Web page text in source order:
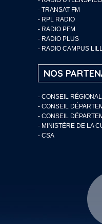
- TRANSAT FM
- RPL RADIO
- RADIO PFM
- RADIO PLUS
- RADIO CAMPUS
NOS
- CONSEIL
- CONSEIL
- CONSEIL
- MINISTÈRE DE LA
- CSA